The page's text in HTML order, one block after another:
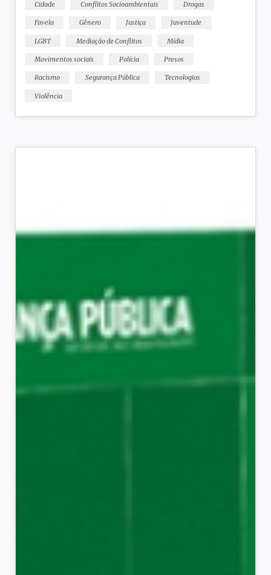
Cidade Conflitos Socioambientais Drogas
Favela Gênero Justiça Juventude
LGBT Mediação de Conflitos Mídia
Movimentos sociais Polícia Presos
Racismo Segurança Pública Tecnologias
Violência